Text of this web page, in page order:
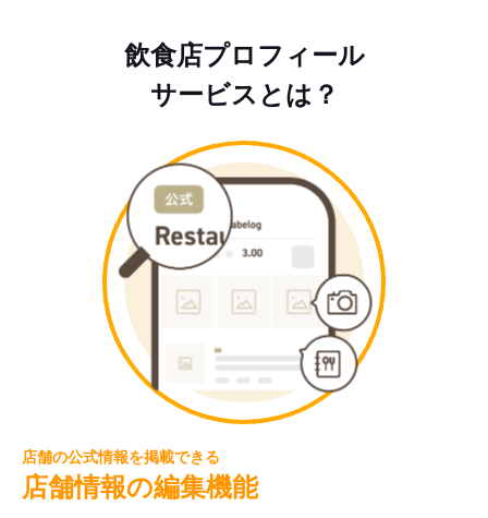
飲食店プロフィール
サービスとは？
店舗の公式情報を掲載できる
店舗情報の編集機能